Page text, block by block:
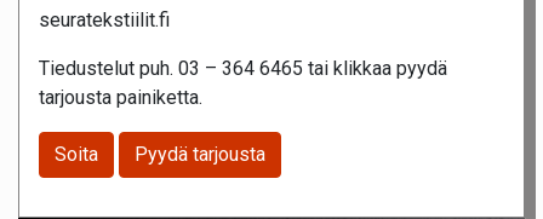
seuratekstiilit.fi
Tiedustelut puh. 03 – 364 6465 tai klikkaa pyydä
tarjousta painiketta.
Soita Pyydä tarjousta